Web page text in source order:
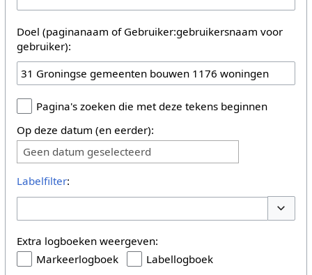
Doel (paginanaam of Gebruiker:gebruikersnaam voor
gebruiker):
Pagina's zoeken die met deze tekens beginnen
Op deze datum (en eerder):
Geen datum geselecteerd
Labelfilter:
Extra logboeken weergeven:
Markeerlogboek
Labellogboek